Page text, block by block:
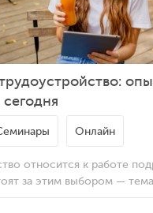
сегодня
Онлайн
относится к работе
за этим выбором —